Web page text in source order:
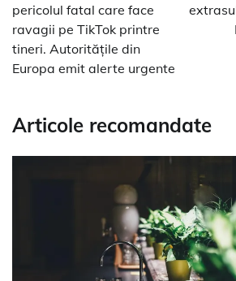
articole
pericolul fatal care face
ravagii pe TikTok printre
tineri. Autoritățile din
Europa emit alerte urgente
Articole recomandate